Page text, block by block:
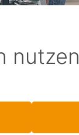
nutzen